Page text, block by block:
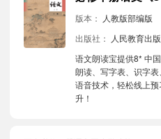
版本： 人教版部编版
出版社：
人民教育出
语文朗读宝提供8* 中
朗读、写字表、识字
语音技术，轻松线上
升！